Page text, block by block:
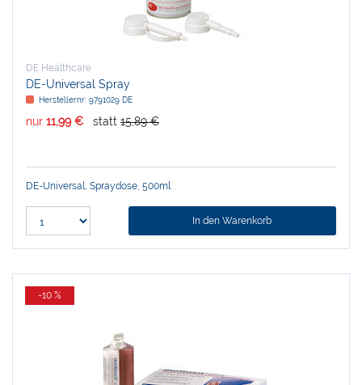
DE Healthcare
DE-Universal Spray
Herstellernr: 9791029 DE
nur 11,99 € statt 15,89 €
DE-Universal, Spraydose, 500ml
In den Warenkorb
-10 %